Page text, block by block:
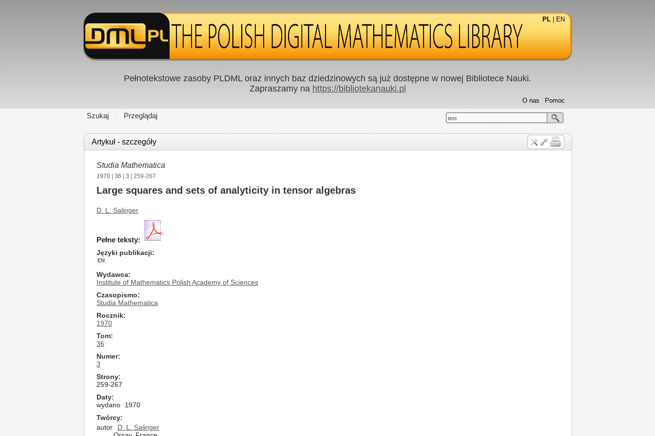
PL EN
Pełnotekstowe zasoby PLDML oraz innych baz dziedzinowych są już dostępne w nowej Bibliotece Nauki.
Zapraszamy na https://bibliotekanauki.pl
Szukaj Przeglądaj
Pomoc
O nas
test
Artykuł - szczegóły
Studia Mathematica
1970 36 3 | 259-267
Large squares and sets of analyticity in tensor algebras
D. L. Salinger
Pełne teksty:
Języki publikacji
EN
Wydawca
Institute of Mathematics Polish Academy of Sciences
Czasopismo
Studia Mathematica
Rocznik
1970
Tom
36
Numer
3
Strony
259-267
Daty
wydano
1970
Twórcy
autor
D. L. Salinger